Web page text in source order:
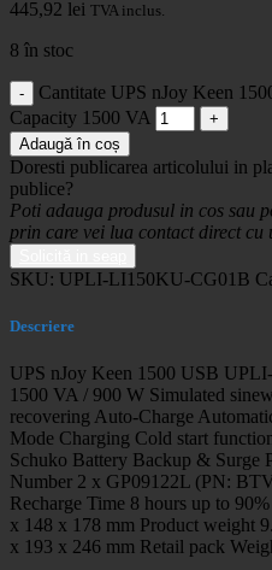
445,92 lei TVA inclus.
8 în stoc
Cantitate UPS nJoy Keen
Capacity 1500 VA
Adaugă în coș
Doresti publicarea articolului in
publice?
Poti adauga produsul in cos sau
prin care vei lua contact direct cu
SKU: UPLI-LI150KU-CG01B
Descriere
UPS nJoy Keen 1500 USB
1500 VA / 900 W Simulated
recovering Auto-Charge
Mode Charging Cold start
Schuko Battery Backup & Surge
Number 2 x GP09122L (PN:
Recharge Time 8 hours up to
x 148 x 178 mm Product weight
x 193 x 246 mm Retail pack